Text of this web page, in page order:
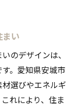
い
のデザインは、
。愛知県安城市
選びやエネルギ
れにより、住ま